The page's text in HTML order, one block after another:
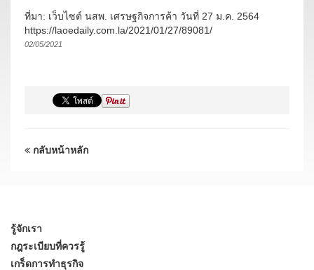
ที่มา: เว็บไซต์ นสพ. เศรษฐกิจการค้า วันที่ 27 ม.ค. 2564
https://laoedaily.com.la/2021/01/27/89081/
02/05/2021
กลับหน้าหลัก
รู้จักเรา
กฎระเบียบที่ควรรู้
เกร็ดการทำธุรกิจ